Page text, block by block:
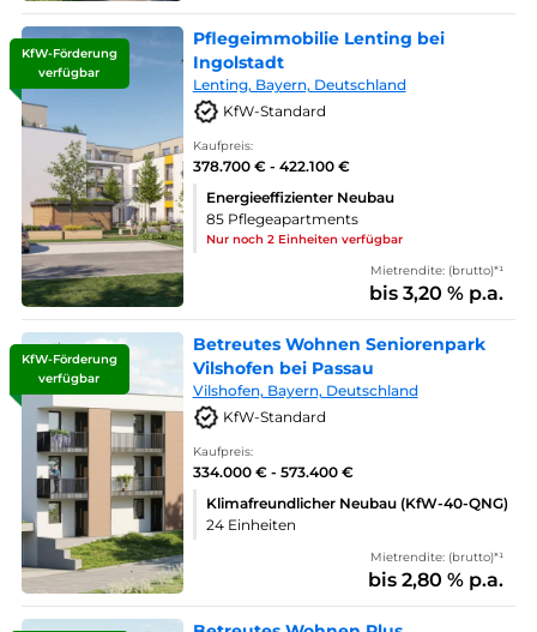
KfW-Förderung
verfügbar
Pflegeimmobilie Lenting bei
Ingolstadt
Lenting, Bayern, Deutschland
KfW-Standard
Kaufpreis:
378.700 € - 422.100 €
Energieeffizienter Neubau
85 Pflegeapartments
Nur noch 2 Einheiten verfügbar
Mietrendite: (brutto)*¹
bis 3,20 % p.a.
KfW-Förderung
verfügbar
Betreutes Wohnen Seniorenpark
Vilshofen bei Passau
Vilshofen, Bayern, Deutschland
KfW-Standard
Kaufpreis:
334.000 € - 573.400 €
Klimafreundlicher Neubau (KfW-40-QNG)
24 Einheiten
Mietrendite: (brutto)*¹
bis 2,80 % p.a.